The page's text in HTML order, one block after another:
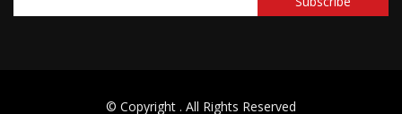
© Copyright . All Rights Reserved